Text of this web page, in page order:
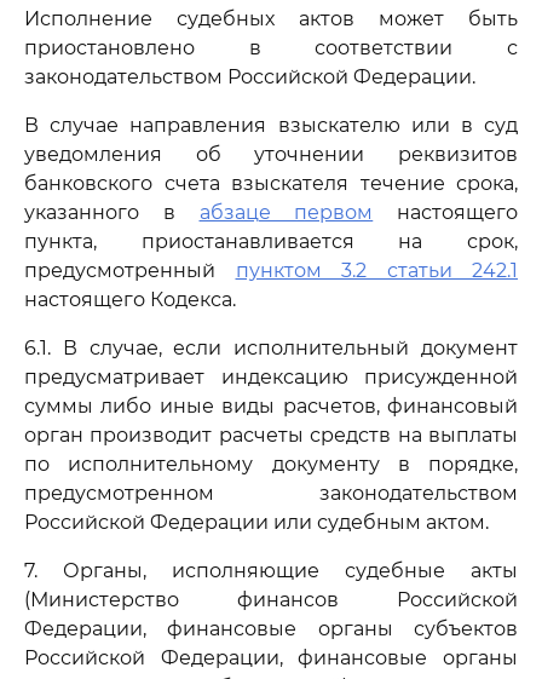
Исполнение судебных актов может быть
приостановлено в соответствии с
законодательством Российской Федерации.
В случае направления взыскателю или в суд
уведомления об уточнении реквизитов
банковского счета взыскателя течение срока,
указанного в абзаце первом
настоящего
пункта, приостанавливается на срок,
предусмотренный пунктом 3.2 статьи 242.1
настоящего Кодекса.
6.1. В случае, если исполнительный документ
предусматривает индексацию присужденной
суммы либо иные виды расчетов, финансовый
орган производит расчеты средств на выплаты
по исполнительному документу в порядке,
предусмотренном законодательством
Российской Федерации или судебным актом.
7. Органы, исполняющие судебные акты
(Министерство финансов Российской
Федерации, финансовые органы субъектов
Российской Федерации, финансовые органы